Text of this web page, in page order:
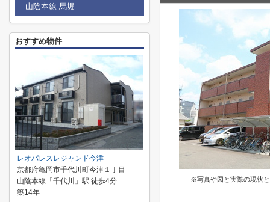
※写真や図と実際の現状
山陰本線 馬堀
おすすめ物件
レオパレスレジャンド今津
京都府亀岡市千代川町今津１丁目
山陰本線「千代川」駅 徒歩4分
築14年